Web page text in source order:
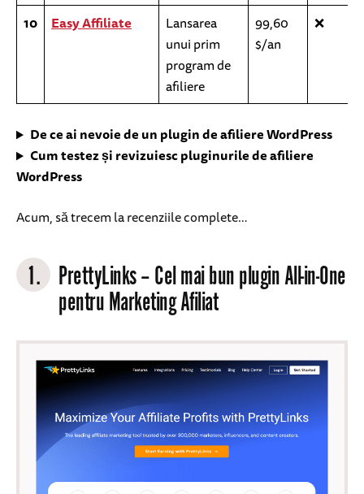
10 Easy Affiliate
Lansarea
unui prim
program de
afiliere
99,60
$/an
❌
De ce ai nevoie de un plugin de afiliere WordPress
Cum testez și revizuiesc pluginurile de afiliere
WordPress
Acum, să trecem la recenziile complete…
1. PrettyLinks– Cel mai bun plugin All-in-One
pentru Marketing Afiliat